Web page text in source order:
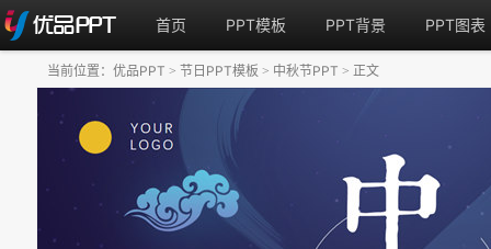
首页 PPT模板 PPT背景 PPT图表
当前位置： 优品PPT > 节日PPT模板 > 中秋节PPT > 正文